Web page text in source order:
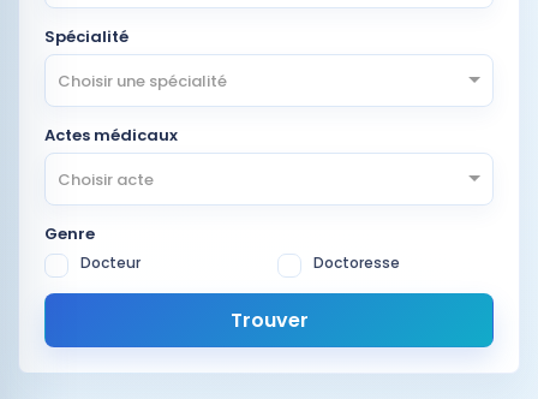
Spécialité
Choisir une spécialité
Actes médicaux
Choisir acte
Genre
Docteur Doctoresse
Trouver